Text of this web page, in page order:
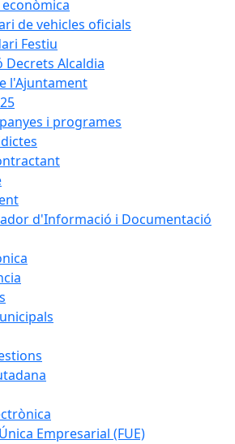
de vehicles oficials
Festiu
Decrets Alcaldia
l'Ajuntament
i programes
d'Informació i Documentació
Empresarial (FUE)